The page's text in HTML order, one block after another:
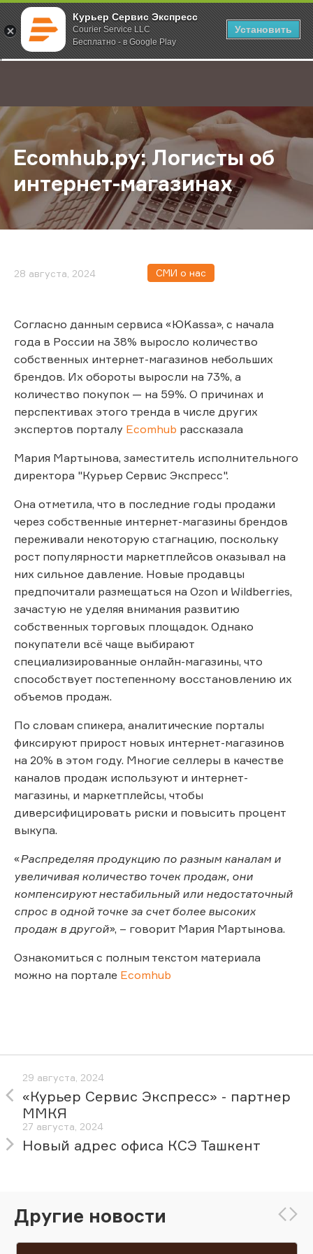
Курьер Сервис Экспресс
Courier Service LLC
Бесплатно - в Google Play
Установить
;
Главная О компании Новости Ecomhub.ру: Логисты об
Ecomhub.ру: Логисты об
интернет-магазинах
28 августа, 2024 СМИ о нас
Согласно данным сервиса «ЮKassa», с начала
года в России на 38% выросло количество
собственных интернет-магазинов небольших
брендов. Их обороты выросли на 73%, а
количество покупок — на 59%. О причинах и
перспективах этого тренда в числе других
экспертов порталу Ecomhub рассказала
Мария Мартынова, заместитель исполнительного
директора "Курьер Сервис Экспресс".
Она отметила, что в последние годы продажи
через собственные интернет-магазины брендов
переживали некоторую стагнацию, поскольку
рост популярности маркетплейсов оказывал на
них сильное давление. Новые продавцы
предпочитали размещаться на Ozon и Wildberries,
зачастую не уделяя внимания развитию
собственных торговых площадок. Однако
покупатели всё чаще выбирают
специализированные онлайн-магазины, что
способствует постепенному восстановлению их
объемов продаж.
По словам спикера, аналитические порталы
фиксируют прирост новых интернет-магазинов
на 20% в этом году. Многие селлеры в качестве
каналов продаж используют и интернет-
магазины, и маркетплейсы, чтобы
диверсифицировать риски и повысить процент
выкупа.
«Распределяя продукцию по разным каналам и
увеличивая количество точек продаж, они
компенсируют нестабильный или недостаточный
спрос в одной точке за счет более высоких
продаж в другой», – говорит Мария Мартынова.
Ознакомиться с полным текстом материала
можно на портале Ecomhub
29 августа, 2024
«Курьер Сервис Экспресс» - партнер
ММКЯ
27 августа, 2024
Новый адрес офиса КСЭ Ташкент
Другие новости